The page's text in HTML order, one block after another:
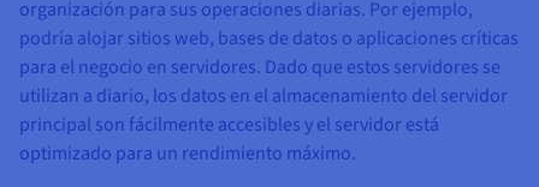
organización para sus operaciones diarias. Por ejemplo,
podría alojar sitios web, bases de datos o aplicaciones críticas
para el negocio en servidores. Dado que estos servidores se
utilizan a diario, los datos en el almacenamiento del servidor
principal son fácilmente accesibles y el servidor está
optimizado para un rendimiento máximo.